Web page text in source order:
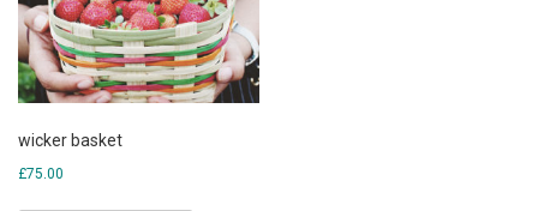
wicker basket
£75.00